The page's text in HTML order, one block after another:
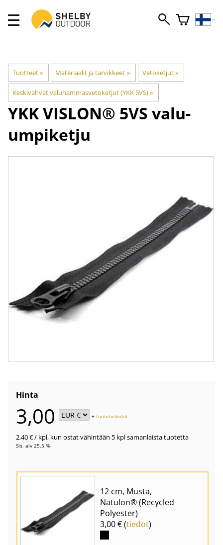
Tuotteet‪» Materiaalit ja tarvikkeet ‪» Vetoketjut‪»
Keskivahvat valuhammasvetoketjut (YKK 5VS)‪»
YKKVISLON® 5VS valu-
umpiketju
Hinta
3,00 +toimituskulut
2,40 €/ kpl, kun ostat vähintään 5 kpl samanlaista tuotetta
Sis. alv 25.5 %
12 cm, Musta,
Natulon® (Recycled
Polyester)
3,00 € (tiedot)